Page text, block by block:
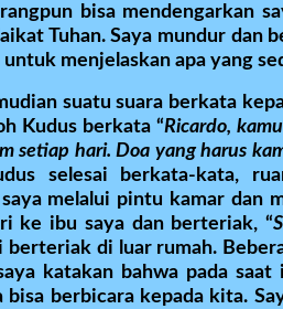
bisa mendengarkan
Tuhan. Saya mundur dan
untuk menjelaskan apa yang
suatu suara berkata
Kudus berkata “Ricardo,
setiap hari. Doa yang harus
selesai berkata-kata,
melalui pintu kamar dan
ke ibu saya dan berteriak, “
berteriak di luar rumah.
katakan bahwa pada
bisa berbicara kepada kita.